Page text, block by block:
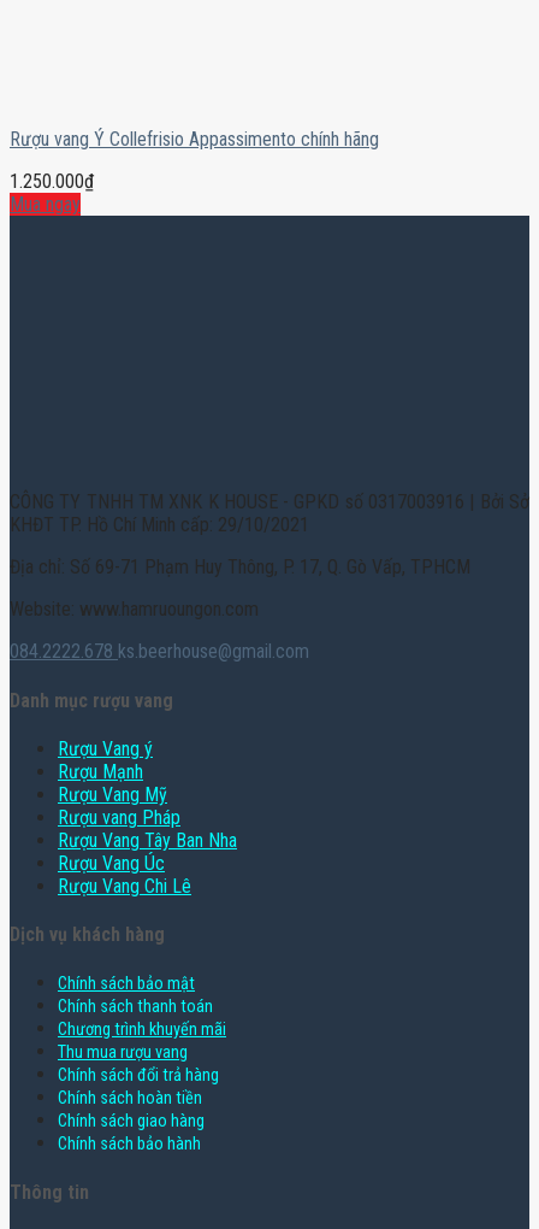
Rượu vang Ý Collefrisio Appassimento chính hãng
1.250.000₫
Mua ngay
CÔNG TY TNHH TM XNK K HOUSE - GPKD số 0317003916 | Bởi Sở
KHĐT TP. Hồ Chí Minh cấp: 29/10/2021
Địa chỉ: Số 69-71 Phạm Huy Thông, P. 17, Q. Gò Vấp, TPHCM
Website: www.hamruoungon.com
084.2222.678 ks.beerhouse@gmail.com
Danh mục rượu vang
Rượu Vang ý
Rượu Mạnh
Rượu Vang Mỹ
Rượu vang Pháp
Rượu Vang Tây Ban Nha
Rượu Vang Úc
Rượu Vang Chi Lê
Dịch vụ khách hàng
Chính sách bảo mật
Chính sách thanh toán
Chương trình khuyến mãi
Thu mua rượu vang
Chính sách đổi trả hàng
Chính sách hoàn tiền
Chính sách giao hàng
Chính sách bảo hành
Thông tin